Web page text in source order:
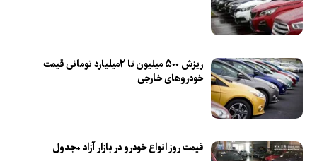
ریزش ۵۰۰ میلیون تا ۲میلیارد تومانی قیمت
خودرو‌های خارجی
قیمت روز انواع خودرو در بازار آزاد +جدول